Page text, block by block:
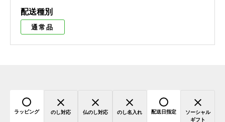
配送種別
通常品
ラッピング のし対応 仏のし対応 のし名入れ 配送日指定
ソーシャル
ギフト